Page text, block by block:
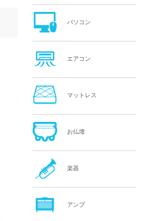
パソコン
エアコン
マットレス
お仏壇
楽器
アンプ